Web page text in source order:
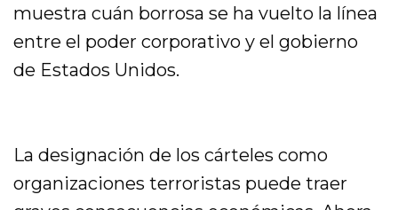
muestra cuán borrosa se ha vuelto la línea
entre el poder corporativo y el gobierno
de Estados Unidos.
La designación de los cárteles como
organizaciones terroristas puede traer